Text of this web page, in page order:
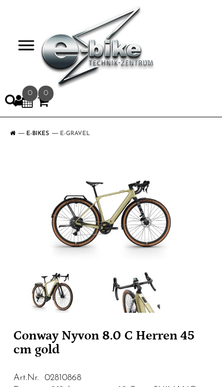
0 0
E-BIKES E-GRAVEL
Conway Nyvon 8.0 C Herren 45
cm gold
Art.Nr. 02810868